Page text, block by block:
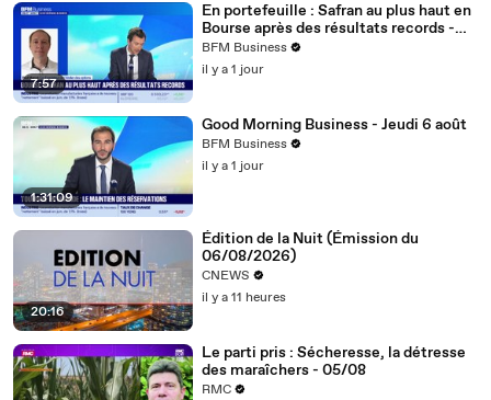
7:57
En portefeuille : Safran au plus haut en
Bourse après des résultats records -
06/08
BFM Business
il y a 1 jour
1:31:09
Good Morning Business - Jeudi 6 août
BFM Business
il y a 1 jour
20:16
Édition de la Nuit (Émission du
06/08/2026)
CNEWS
il y a 11 heures
Le parti pris : Sécheresse, la détresse
des maraîchers - 05/08
RMC